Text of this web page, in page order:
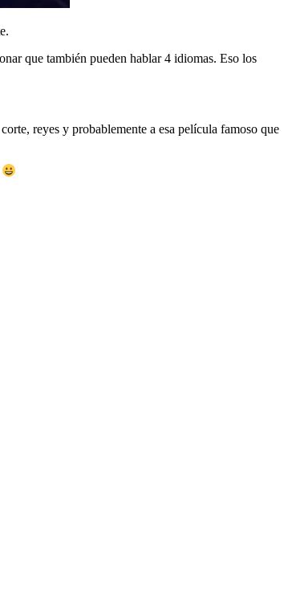
que también pueden hablar 4 idiomas. Eso los
reyes y probablemente a esa película famoso que